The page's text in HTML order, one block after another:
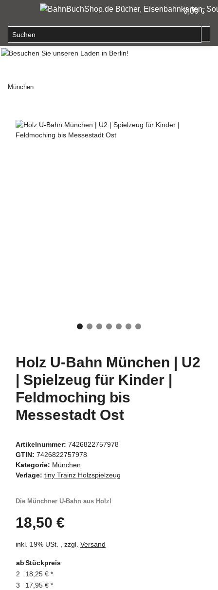
0,00 €
München
Holz U-Bahn München | U2
| Spielzeug für Kinder |
Feldmoching bis
Messestadt Ost
Artikelnummer: 7426822757978
GTIN: 7426822757978
Kategorie: München
Verlage: tiny Trainz Holzspielzeug
Die Münchner U-Bahn aus Holz!
18,50 €
inkl. 19% USt. , zzgl. Versand
abStückpreis
2
18,25 € *
3
17,95 € *